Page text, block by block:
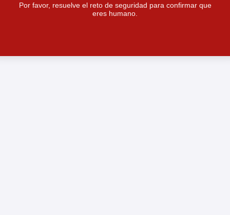
Por favor, resuelve el reto de seguridad para confirmar que
eres humano.